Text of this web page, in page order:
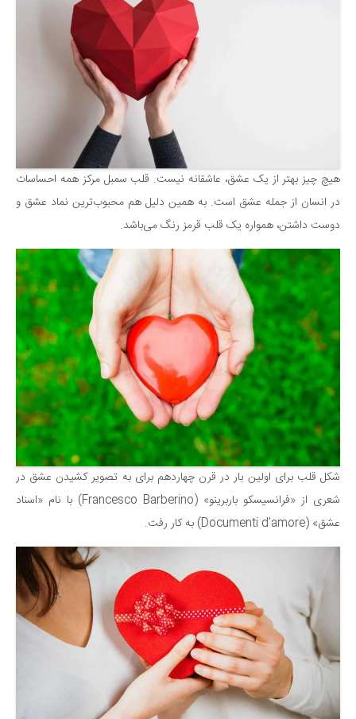
هیچ چیز بهتر از یک عشق، عاشقانه نیست. قلب سمبل مرکز همه احساسات
در انسان از جمله عشق است. به همین دلیل هم محبوب‌ترین نماد عشق و
دوست داشتن، همواره یک قلب قرمز رنگ می‌باشد.
شکل قلب برای اولین بار در قرن چهاردهم برای به تصویر کشیدن عشق در
شعری از «فرانسیسکو باربرینو» (Francesco Barberino) با نام «اسناد
عشق» (Documenti d’amore) به کار رفت.